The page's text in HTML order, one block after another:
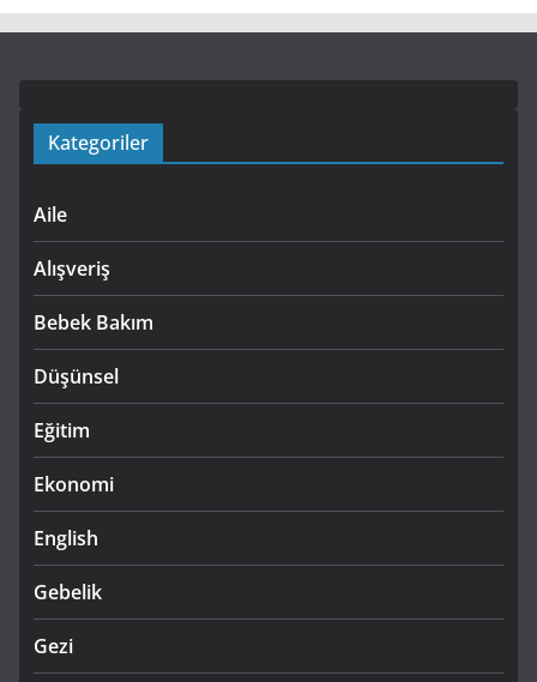
Kategoriler
Aile
Alışveriş
Bebek Bakım
Düşünsel
Eğitim
Ekonomi
English
Gebelik
Gezi